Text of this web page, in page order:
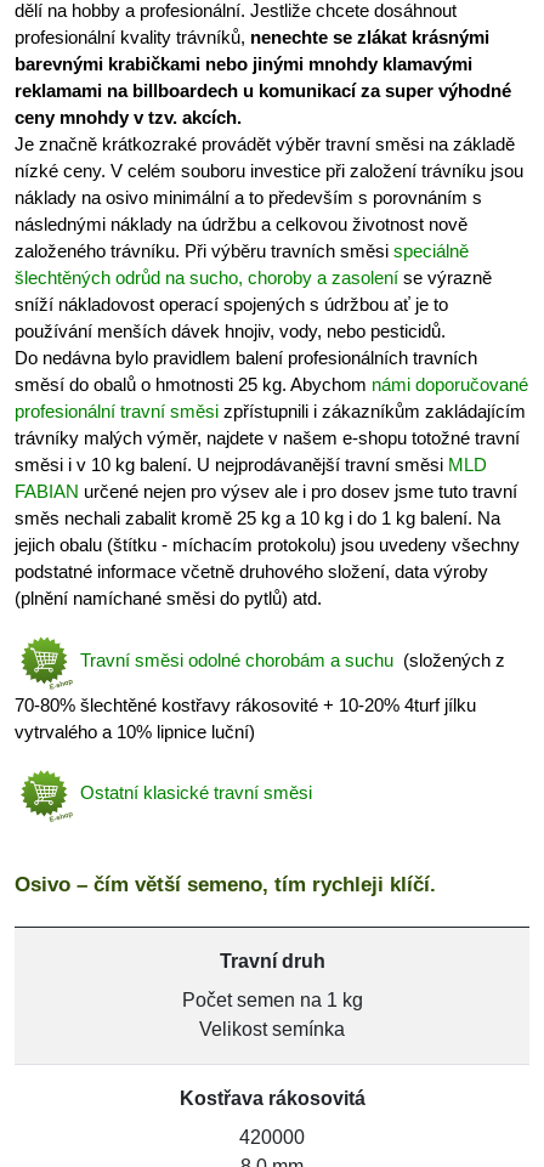
dělí na hobby a profesionální. Jestliže chcete dosáhnout
profesionální kvality trávníků, nenechte se zlákat krásnými
barevnými krabičkami nebo jinými mnohdy klamavými
reklamami na billboardech u komunikací za super výhodné
ceny mnohdy v tzv. akcích.
Je značně krátkozraké provádět výběr travní směsi na základě
nízké ceny. V celém souboru investice při založení trávníku jsou
náklady na osivo minimální a to především s porovnáním s
následnými náklady na údržbu a celkovou životnost nově
založeného trávníku. Při výběru travních směsi speciálně
šlechtěných odrůd na sucho, choroby a zasolení se výrazně
sníží nákladovost operací spojených s údržbou ať je to
používání menších dávek hnojiv, vody, nebo pesticidů.
Do nedávna bylo pravidlem balení profesionálních travních
směsí do obalů o hmotnosti 25 kg. Abychom námi doporučované
profesionální travní směsi zpřístupnili i zákazníkům zakládajícím
trávníky malých výměr, najdete v našem e-shopu totožné travní
směsi i v 10 kg balení. U nejprodávanější travní směsi MLD
FABIAN určené nejen pro výsev ale i pro dosev jsme tuto travní
směs nechali zabalit kromě 25 kg a 10 kg i do 1 kg balení. Na
jejich obalu (štítku - míchacím protokolu) jsou uvedeny všechny
podstatné informace včetně druhového složení, data výroby
(plnění namíchané směsi do pytlů) atd.
Travní směsi odolné chorobám a suchu (složených z
70-80% šlechtěné kostřavy rákosovité + 10-20% 4turf jílku
vytrvalého a 10% lipnice luční)
Ostatní klasické travní směsi
Osivo – čím větší semeno, tím rychleji klíčí.
Travní druh
Počet semen na 1 kg
Velikost semínka
Kostřava rákosovitá
420000